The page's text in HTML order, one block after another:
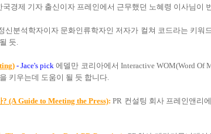
경제 기자 출신이자 프레인에서 근무했던 노혜령 이사님이
신분석학자이자 문화인류학자인 저자가 컬쳐 코드라는 키워
듯.
- Jace's pick 에델만 코리아에서 Interactive WOM(Word Of
키우는데 도움이 될 듯 합니다.
(A Guide to Meeting the Press): PR 컨설팅 회사 프레인앤리